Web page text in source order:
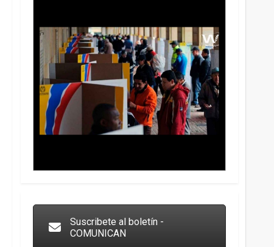
Suscribete al boletín -
COMUNICAN